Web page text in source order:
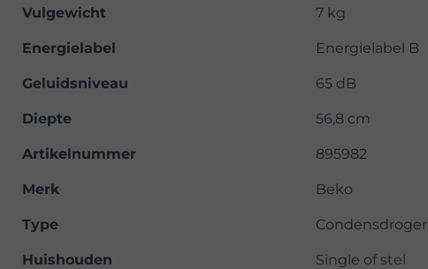
Vulgewicht 7 kg
Energielabel Energielabel B
Geluidsniveau 65 dB
Diepte 56,8 cm
Artikelnummer 895982
Merk Beko
Type Condensdroger
Huishouden Single of stel